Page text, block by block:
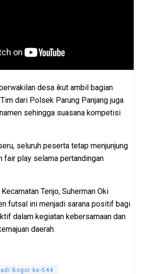
desa ikut ambil bagian
dari Polsek Parung Panjang juga
sehingga suasana kompetisi
seluruh peserta tetap menjunjung
fair play selama pertandingan
Tenjo, Suherman Oki
futsal ini menjadi sarana positif bagi
dalam kegiatan kebersamaan dan
daerah.
Bogor ke-544